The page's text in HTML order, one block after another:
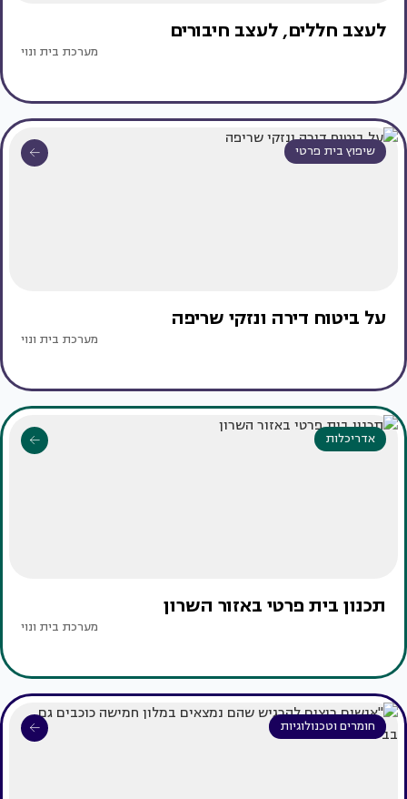
לעצב חללים, לעצב חיבורים
מערכת בית ונוי
שיפוץ בית פרטי
על ביטוח דירה ונזקי שריפה
מערכת בית ונוי
אדריכלות
תכנון בית פרטי באזור השרון
מערכת בית ונוי
חומרים וטכנולוגיות